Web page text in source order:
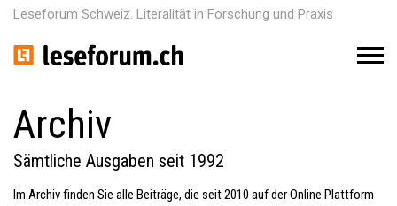
Leseforum Schweiz. Literalität in Forschung und Praxis
M
Archiv
Sämtliche Ausgaben seit 1992
Im Archiv finden Sie alle Beiträge, die seit 2010 auf der Online Plattform